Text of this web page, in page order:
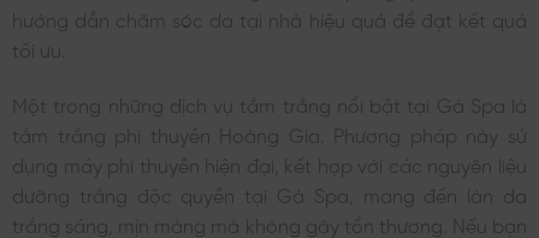
hướng dẫn chăm sóc da tại nhà hiệu quả để đạt kết quả
tối ưu.
Một trong những dịch vụ tắm trắng nổi bật tại Gà Spa là
tắm trắng phi thuyền Hoàng Gia. Phương pháp này sử
dụng máy phi thuyền hiện đại, kết hợp với các nguyên liệu
dưỡng trắng độc quyền tại Gà Spa, mang đến làn da
trắng sáng, mịn màng mà không gây tổn thương. Nếu bạn